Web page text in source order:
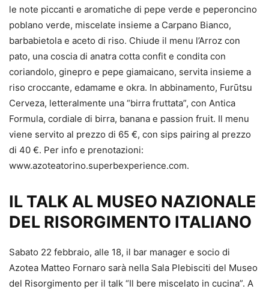
le note piccanti e aromatiche di pepe verde e peperoncino
poblano verde, miscelate insieme a Carpano Bianco,
barbabietola e aceto di riso. Chiude il menu l’Arroz con
pato, una coscia di anatra cotta confit e condita con
coriandolo, ginepro e pepe giamaicano, servita insieme a
riso croccante, edamame e okra. In abbinamento, Furūtsu
Cerveza, letteralmente una “birra fruttata”, con Antica
Formula, cordiale di birra, banana e passion fruit. Il menu
viene servito al prezzo di 65 €, con sips pairing al prezzo
di 40 €. Per info e prenotazioni:
www.azoteatorino.superbexperience.com.
IL TALK AL MUSEO NAZIONALE
DEL RISORGIMENTO ITALIANO
Sabato 22 febbraio, alle 18, il bar manager e socio di
Azotea Matteo Fornaro sarà nella Sala Plebisciti del Museo
del Risorgimento per il talk “Il bere miscelato in cucina”. A